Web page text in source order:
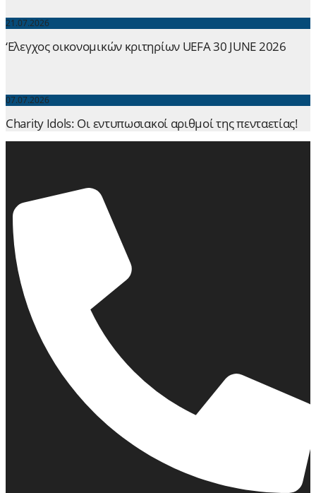
21.07.2026
‘Ελεγχος οικονομικών κριτηρίων UEFA 30 JUNE 2026
07.07.2026
Charity Idols: Οι εντυπωσιακοί αριθμοί της πενταετίας!